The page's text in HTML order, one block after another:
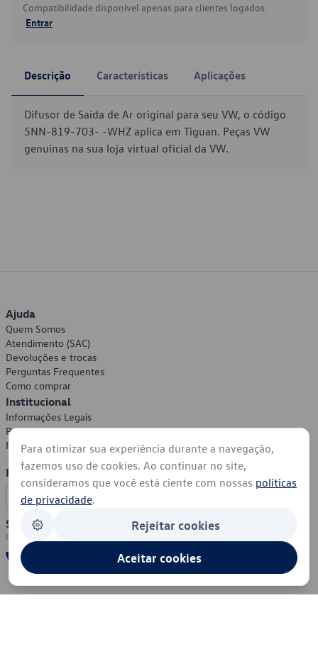
Compatibilidade disponível apenas para clientes logados.
Entrar
Descrição Características Aplicações
Difusor de Saída de Ar original para seu VW, o código
5NN-819-703- -WHZ aplica em Tiguan. Peças VW
genuínas na sua loja virtual oficial da VW.
Ajuda
Quem Somos
Atendimento (SAC)
Devoluções e trocas
Perguntas Frequentes
Como comprar
Institucional
Informações Legais
Política de Privacidade
Política de Cookies
Formas de Pagamento
Segurança
Para otimizar sua experiência durante a navegação,
fazemos uso de cookies. Ao continuar no site,
consideramos que você está ciente com nossas políticas
de privacidade.
Rejeitar cookies
Aceitar cookies